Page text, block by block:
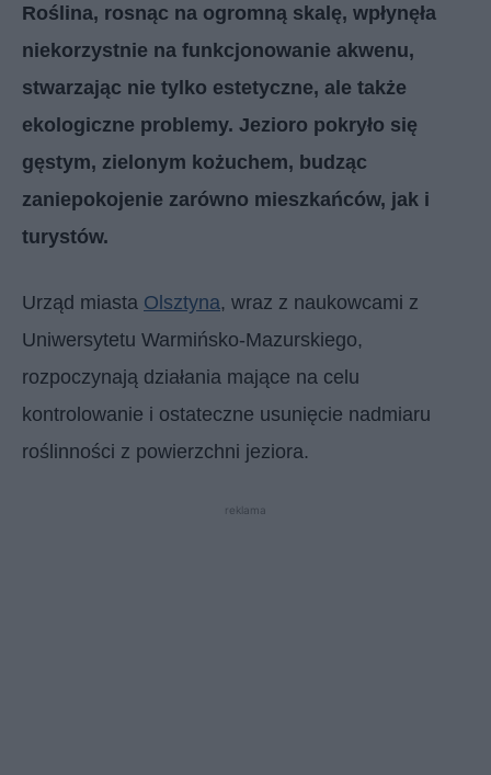
Roślina, rosnąc na ogromną skalę, wpłynęła
niekorzystnie na funkcjonowanie akwenu,
stwarzając nie tylko estetyczne, ale także
ekologiczne problemy. Jezioro pokryło się
gęstym, zielonym kożuchem, budząc
zaniepokojenie zarówno mieszkańców, jak i
turystów.
Urząd miasta Olsztyna, wraz z naukowcami z
Uniwersytetu Warmińsko-Mazurskiego,
rozpoczynają działania mające na celu
kontrolowanie i ostateczne usunięcie nadmiaru
roślinności z powierzchni jeziora.
reklama